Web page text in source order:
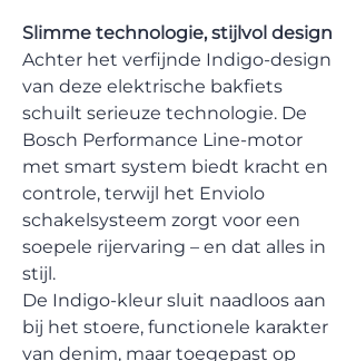
Slimme technologie, stijlvol design
Achter het verfijnde Indigo-design
van deze elektrische bakfiets
schuilt serieuze technologie. De
Bosch Performance Line-motor
met smart system biedt kracht en
controle, terwijl het Enviolo
schakelsysteem zorgt voor een
soepele rijervaring – en dat alles in
stijl.
De Indigo-kleur sluit naadloos aan
bij het stoere, functionele karakter
van denim, maar toegepast op